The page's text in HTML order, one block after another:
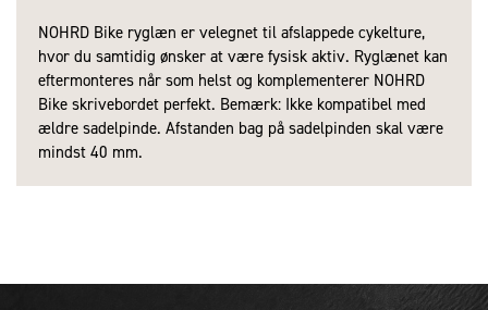
NOHRD Bike ryglæn er velegnet til afslappede cykelture,
hvor du samtidig ønsker at være fysisk aktiv. Ryglænet kan
eftermonteres når som helst og komplementerer NOHRD
Bike skrivebordet perfekt. Bemærk: Ikke kompatibel med
ældre sadelpinde. Afstanden bag på sadelpinden skal være
mindst 40 mm.